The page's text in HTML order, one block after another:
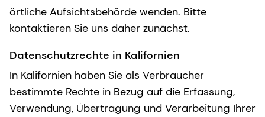
örtliche Aufsichtsbehörde wenden. Bitte
kontaktieren Sie uns daher zunächst.
Datenschutzrechte in Kalifornien
In Kalifornien haben Sie als Verbraucher
bestimmte Rechte in Bezug auf die Erfassung,
Verwendung, Übertragung und Verarbeitung Ihrer